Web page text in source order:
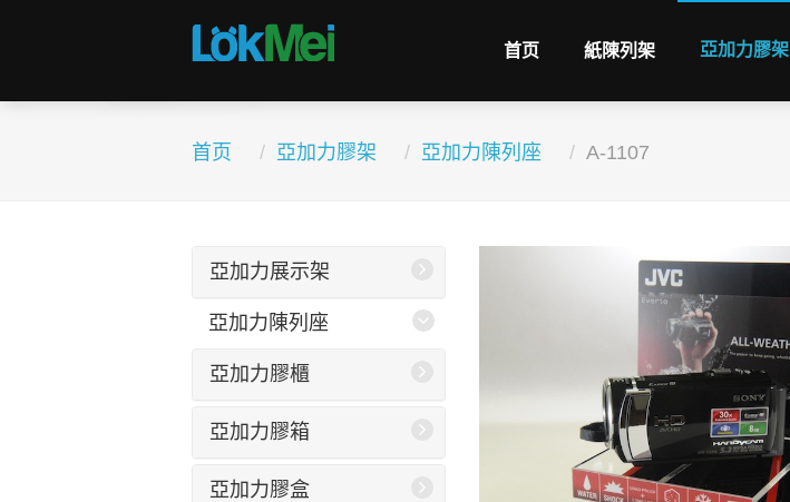
首页 紙陳列架 亞加力膠架
首页 亞加力膠架 亞加力陳列座 A-1107
亞加力展示架
亞加力陳列座
亞加力膠櫃
亞加力膠箱
亞加力膠盒